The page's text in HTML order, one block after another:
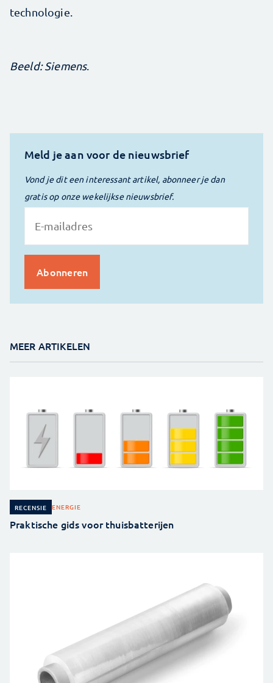
technologie.
Beeld: Siemens.
Meld je aan voor de nieuwsbrief
Vond je dit een interessant artikel, abonneer je dan
gratis op onze wekelijkse nieuwsbrief.
MEER ARTIKELEN
RECENSIE ENERGIE
Praktische gids voor thuisbatterijen